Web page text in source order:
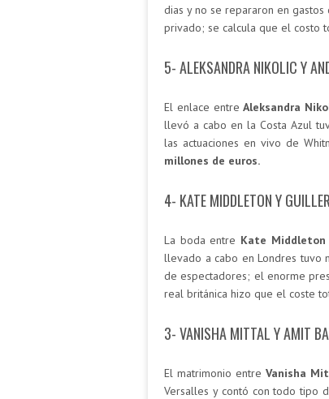
dias y no se repararon en
privado; se calcula que el costo
5- ALEKSANDRA NIKOLIC Y
El enlace entre Aleksandra
llevó a cabo en la Costa Azul
las actuaciones en vivo de
millones de euros.
4- KATE MIDDLETON Y
La boda entre Kate Middleton
llevado a cabo en Londres tuvo
de espectadores; el enorme
real británica hizo que el coste
3- VANISHA MITTAL Y AMIT
El matrimonio entre Vanisha
Versalles y contó con todo tipo